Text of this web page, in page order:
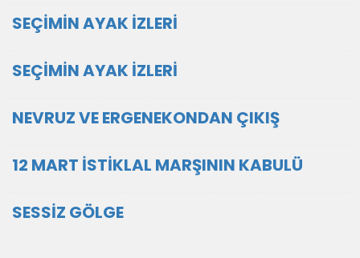
SEÇİMİN AYAK İZLERİ
SEÇİMİN AYAK İZLERİ
NEVRUZ VE ERGENEKONDAN ÇIKIŞ
12 MART İSTİKLAL MARŞININ KABULÜ
SESSİZ GÖLGE